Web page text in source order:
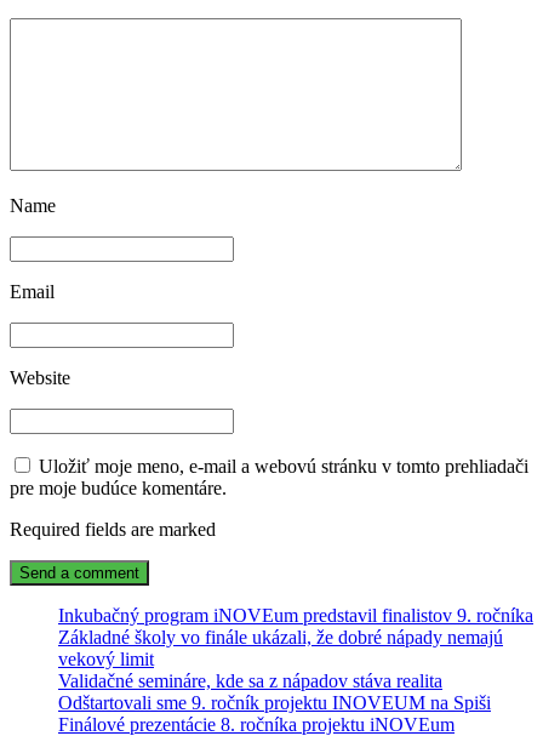
Name
Email
Website
Uložiť moje meno, e-mail a webovú stránku v tomto prehliadači
pre moje budúce komentáre.
Required fields are marked
Inkubačný program iNOVEum predstavil finalistov 9. ročníka
Základné školy vo finále ukázali, že dobré nápady nemajú
vekový limit
Validačné semináre, kde sa z nápadov stáva realita
Odštartovali sme 9. ročník projektu INOVEUM na Spiši
Finálové prezentácie 8. ročníka projektu iNOVEum